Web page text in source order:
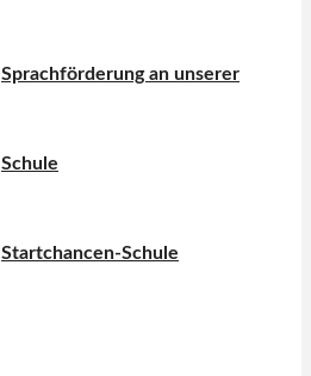
Sprachförderung an unserer
Schule
Startchancen-Schule